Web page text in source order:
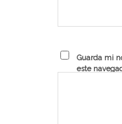
Guarda mi
este